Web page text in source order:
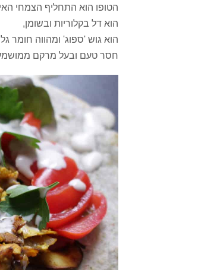
הטופו הוא התחליף הצמחי
הוא דל בקלוריות ובשומן,
הוא גוש 'ספוג' ומהווה חומר
חסר טעם ובעל מרקם